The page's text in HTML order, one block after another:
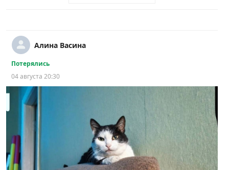
Алина Васина
Потерялись
04 августа 20:30